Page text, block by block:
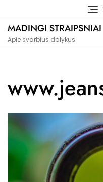
content
MADINGI STRAIPSNIAI
Apie svarbius dalykus